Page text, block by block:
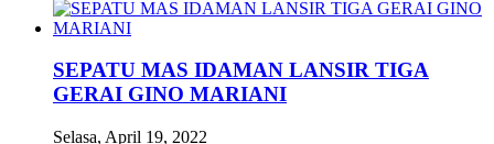
SEPATU MAS IDAMAN LANSIR TIGA
GERAI GINO MARIANI
Selasa, April 19, 2022